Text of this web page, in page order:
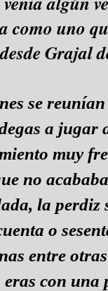
uno
Grajal
se
a jugar
muy
no
la perdiz
o
entre
con una